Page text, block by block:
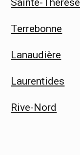
Sainte-Thérèse
Terrebonne
Lanaudière
Laurentides
Rive-Nord